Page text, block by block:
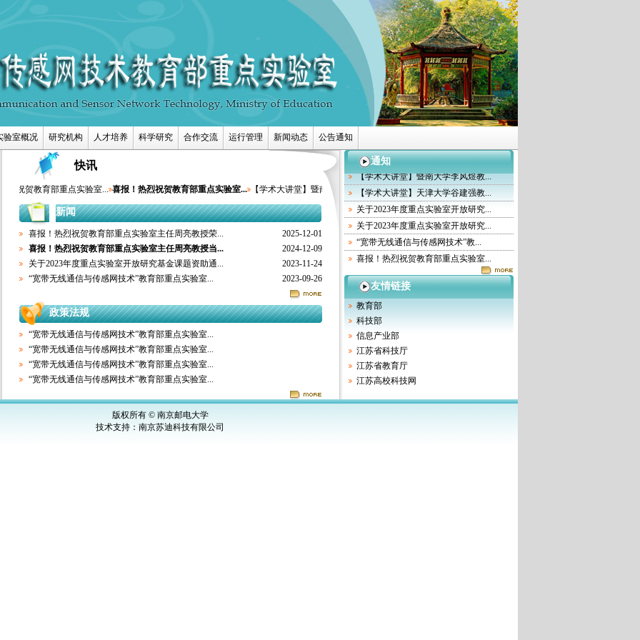
验室概况 研究机构 人才培养 科学研究 合作交流 运行管理 新闻动态 公告通知
快讯
烈祝贺教育部重点实验室... 喜报！热烈祝贺教育部重点实验室... 【学术大讲堂】暨南大学李风煜教... 【学术大讲堂】天津大学谷建强教...
新闻
喜报！热烈祝贺教育部重点实验室主任周亮教授荣...
2025-12-01
喜报！热烈祝贺教育部重点实验室主任周亮教授当...
2024-12-09
关于2023年度重点实验室开放研究基金课题资助通...
2023-11-24
“宽带无线通信与传感网技术”教育部重点实验室...
2023-09-26
政策法规
“宽带无线通信与传感网技术”教育部重点实验室...
“宽带无线通信与传感网技术”教育部重点实验室...
“宽带无线通信与传感网技术”教育部重点实验室...
“宽带无线通信与传感网技术”教育部重点实验室...
通知
喜报！热烈祝贺教育部重点实验室...
【学术大讲堂】暨南大学李风煜教...
【学术大讲堂】天津大学谷建强教...
关于2023年度重点实验室开放研究...
关于2023年度重点实验室开放研究...
“宽带无线通信与传感网技术”教...
喜报！热烈祝贺教育部重点实验室...
喜报！热烈祝贺教育部重点实验室...
【学术大讲堂】暨南大学李风煜教...
【学术大讲堂】天津大学谷建强教...
关于2023年度重点实验室开放研究...
关于2023年度重点实验室开放研究...
“宽带无线通信与传感网技术”教...
友情链接
教育部
科技部
信息产业部
江苏省科技厅
江苏省教育厅
江苏高校科技网
版权所有 © 南京邮电大学
技术支持： 南京苏迪科技有限公司